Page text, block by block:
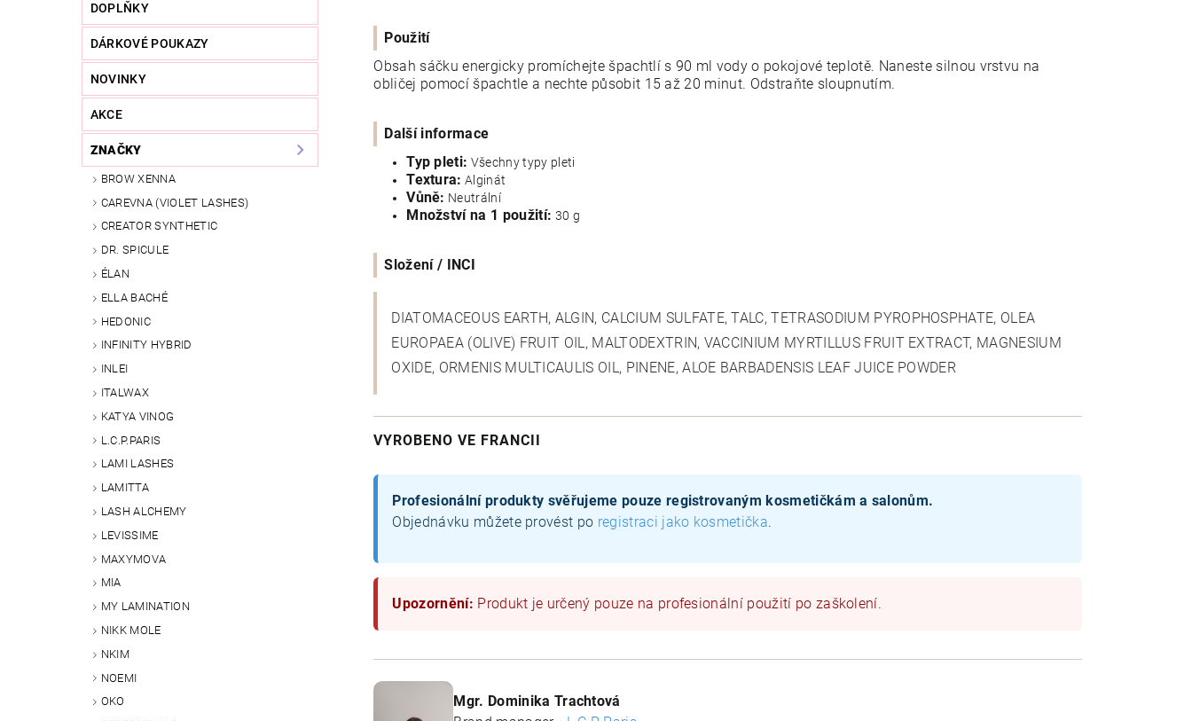
DOPLŇKY
DÁRKOVÉ POUKAZY
NOVINKY
AKCE
ZNAČKY
BROW XENNA
CAREVNA (VIOLET LASHES)
CREATOR SYNTHETIC
DR. SPICULE
ÉLAN
ELLA BACHÉ
HEDONIC
INFINITY HYBRID
INLEI
ITALWAX
KATYA VINOG
L.C.P.PARIS
LAMI LASHES
LAMITTA
LASH ALCHEMY
LEVISSIME
MAXYMOVA
MIA
MY LAMINATION
NIKK MOLE
NKIM
NOEMI
OKO
Použití
Obsah sáčku energicky promíchejte špachtlí s 90 ml vody o pokojové teplotě. Naneste silnou vrstvu na
obličej pomocí špachtle a nechte působit 15 až 20 minut. Odstraňte sloupnutím.
Další informace
Typ pleti: Všechny typy pleti
Textura: Alginát
Vůně: Neutrální
Množství na 1 použití: 30 g
Složení / INCI
DIATOMACEOUS EARTH, ALGIN, CALCIUM SULFATE, TALC, TETRASODIUM PYROPHOSPHATE, OLEA
EUROPAEA (OLIVE) FRUIT OIL, MALTODEXTRIN, VACCINIUM MYRTILLUS FRUIT EXTRACT, MAGNESIUM
OXIDE, ORMENIS MULTICAULIS OIL, PINENE, ALOE BARBADENSIS LEAF JUICE POWDER
VYROBENO VE FRANCII
Profesionální produkty svěřujeme pouze registrovaným kosmetičkám a salonům.
Objednávku můžete provést po registraci jako kosmetička.
Upozornění: Produkt je určený pouze na profesionální použití po zaškolení.
Mgr. Dominika Trachtová